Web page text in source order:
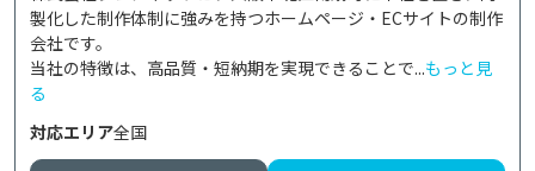
製化した制作体制に強みを持つホームページ・ECサイトの制作
会社です。
当社の特徴は、高品質・短納期を実現できることで...もっと見
る
対応エリア全国